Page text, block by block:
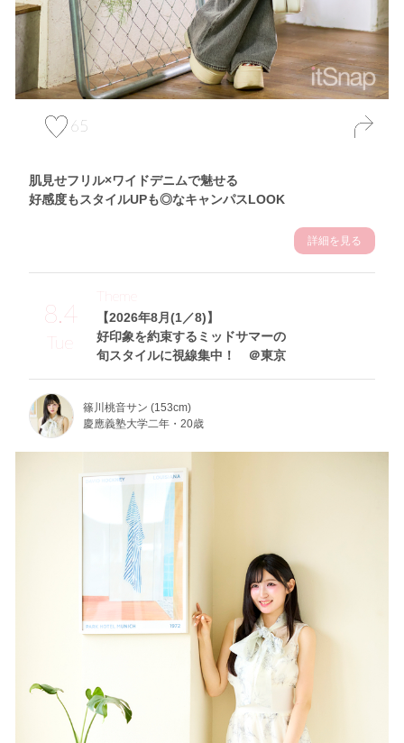
65
肌見せフリル×ワイドデニムで魅せる
好感度もスタイルUPも◎なキャンパスLOOK
詳細を見る
8.4
Tue
【2026年8月(1／8)】
好印象を約束するミッドサマーの
旬スタイルに視線集中！ ＠東京
Theme
篠川桃音サン (153cm)
慶應義塾大学二年・20歳